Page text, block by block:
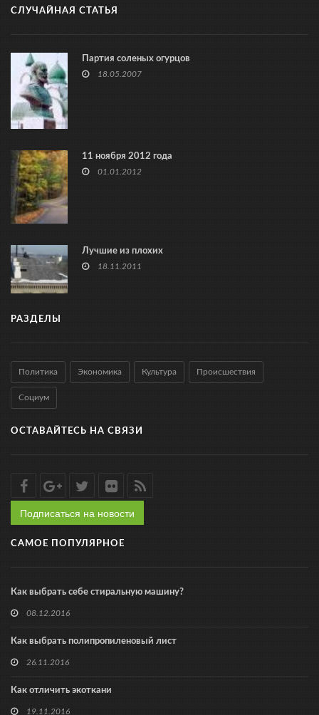
СЛУЧАЙНАЯ СТАТЬЯ
Партия соленых огурцов
18.05.2007
11 ноября 2012 года
01.01.2012
Лучшие из плохих
18.11.2011
РАЗДЕЛЫ
Политика Экономика Культура Происшествия
Социум
ОСТАВАЙТЕСЬ НА СВЯЗИ
Подписаться на новости
САМОЕ ПОПУЛЯРНОЕ
Как выбрать себе стиральную машину?
08.12.2016
Как выбрать полипропиленовый лист
26.11.2016
Как отличить экоткани
19.11.2016